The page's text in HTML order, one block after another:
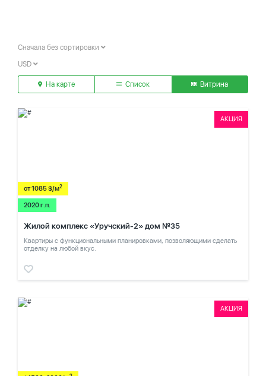
Сначала без сортировки
USD
На карте Список Витрина
АКЦИЯ
от 1085 $/м2
2020 г.п.
Жилой комплекс «Уручский-2» дом №35
Квартиры с функциональными планировками, позволяющими сделать
отделку на любой вкус.
АКЦИЯ